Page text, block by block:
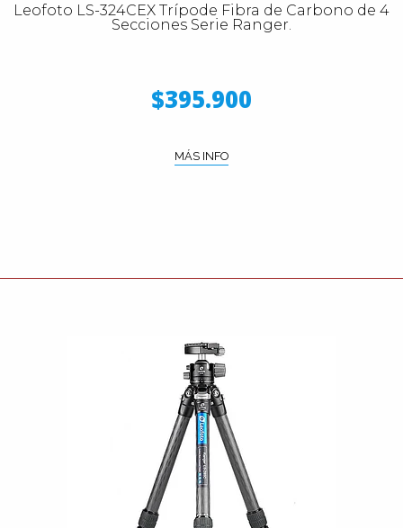
Leofoto LS-324CEX Trípode Fibra de Carbono de 4
Secciones Serie Ranger.
$395.900
MÁS INFO